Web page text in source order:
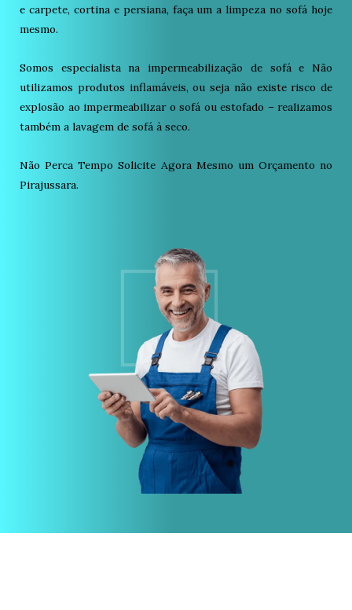
e carpete, cortina e persiana, faça um a limpeza no sofá hoje
mesmo.
Somos especialista na impermeabilização de sofá e Não
utilizamos produtos inflamáveis, ou seja não existe risco de
explosão ao impermeabilizar o sofá ou estofado – realizamos
também a lavagem de sofá à seco.
Não Perca Tempo Solicite Agora Mesmo um Orçamento no
Pirajussara.